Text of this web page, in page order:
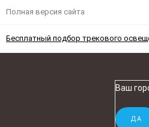
Полная версия сайта
Бесплатный подбор трекового
Ваш